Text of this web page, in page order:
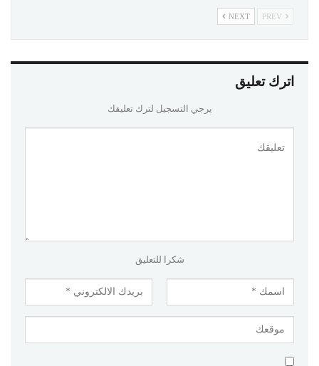
NEXT
اترك تعليق
يرجي التسجيل لترك تعليقك
شكرا للتعليق